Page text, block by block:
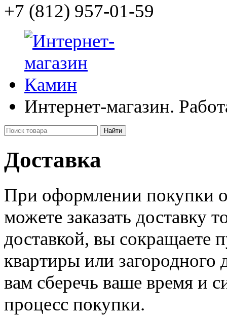
+7 (812) 957-01-59
Интернет-магазин.
Доставка
При оформлении покупки
можете заказать доставку
доставкой, вы сокращаете
квартиры или
вам сберечь ваше время и
процесс покупки.